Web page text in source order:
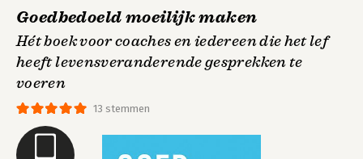
13 stemmen
Goedbedoeld moeilijk maken
Hét boek voor coaches en iedereen die het lef
heeft levensveranderende gesprekken te
voeren